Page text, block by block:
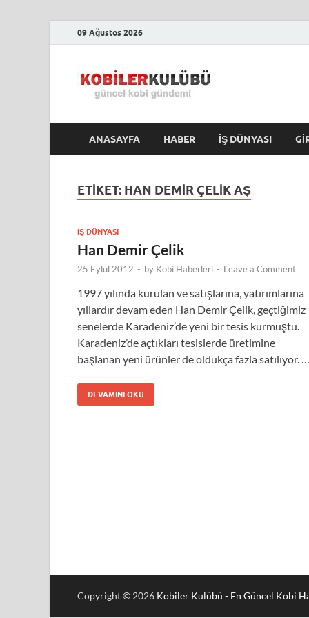
09 Ağustos 2026
ANASAYFA HABER İŞ DÜNYASI
ETIKET: HAN DEMIR ÇELIK AŞ
İŞ DÜNYASI
Han Demir Çelik
25 Eylül 2012 - by Kobi Haberleri - Leave a Comment
1997 yılında kurulan ve satışlarına, yatırımlarına
yıllardır devam eden Han Demir Çelik, geçtiğimiz
senelerde Karadeniz’de yeni bir tesis kurmuştu.
Karadeniz’de açtıkları tesislerde üretimine
başlanan yeni ürünler de oldukça fazla satılıyor. …
DEVAMINI OKU
Copyright © 2026 Kobiler Kulübü - En Güncel Kobi